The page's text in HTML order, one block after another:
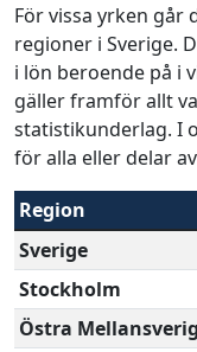
För vissa yrken går
regioner i Sverige.
i lön beroende på i
gäller framför allt
statistikunderlag. I
för alla eller delar
Region
Sverige
Stockholm
Östra